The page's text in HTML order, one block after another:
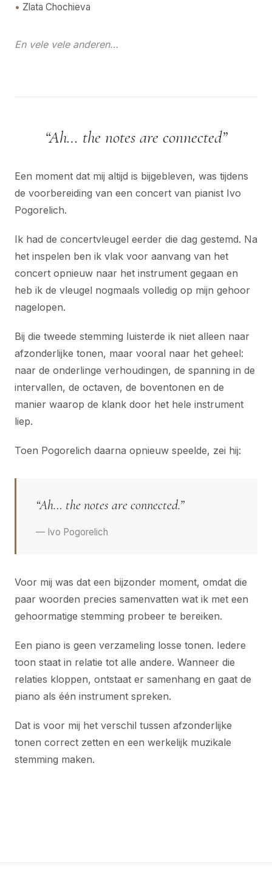
Zlata Chochieva
En vele vele anderen…
“Ah… the notes are connected”
Een moment dat mij altijd is bijgebleven, was tijdens
de voorbereiding van een concert van pianist Ivo
Pogorelich.
Ik had de concertvleugel eerder die dag gestemd. Na
het inspelen ben ik vlak voor aanvang van het
concert opnieuw naar het instrument gegaan en
heb ik de vleugel nogmaals volledig op mijn gehoor
nagelopen.
Bij die tweede stemming luisterde ik niet alleen naar
afzonderlijke tonen, maar vooral naar het geheel:
naar de onderlinge verhoudingen, de spanning in de
intervallen, de octaven, de boventonen en de
manier waarop de klank door het hele instrument
liep.
Toen Pogorelich daarna opnieuw speelde, zei hij:
“Ah… the notes are connected.”
— Ivo Pogorelich
Voor mij was dat een bijzonder moment, omdat die
paar woorden precies samenvatten wat ik met een
gehoormatige stemming probeer te bereiken.
Een piano is geen verzameling losse tonen. Iedere
toon staat in relatie tot alle andere. Wanneer die
relaties kloppen, ontstaat er samenhang en gaat de
piano als één instrument spreken.
Dat is voor mij het verschil tussen afzonderlijke
tonen correct zetten en een werkelijk muzikale
stemming maken.